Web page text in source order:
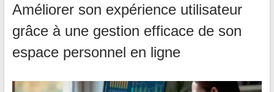
Améliorer son expérience utilisateur
grâce à une gestion efficace de son
espace personnel en ligne